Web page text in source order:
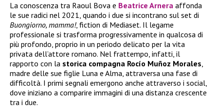
La conoscenza tra Raoul Bova e Beatrice Arnera affonda
le sue radici nel 2021, quando i due si incontrano sul set di
Buongiorno, mamma!, fiction di Mediaset. Il legame
professionale si trasforma progressivamente in qualcosa di
più profondo, proprio in un periodo delicato per la vita
privata dell’attore romano. Nel frattempo, infatti, il
rapporto con la storica compagna Rocío Muñoz Morales,
madre delle sue figlie Luna e Alma, attraversa una fase di
difficoltà. I primi segnali emergono anche attraverso i social,
dove iniziano a comparire immagini di una distanza crescente
tra i due.